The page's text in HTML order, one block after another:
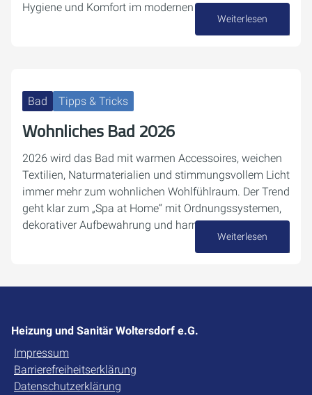
Hygiene und Komfort im modernen Badezimmer.
Weiterlesen
Bad Tipps & Tricks
Wohnliches Bad 2026
2026 wird das Bad mit warmen Accessoires, weichen
Textilien, Naturmaterialien und stimmungsvollem Licht
immer mehr zum wohnlichen Wohlfühlraum. Der Trend
geht klar zum „Spa at Home“ mit Ordnungssystemen,
dekorativer Aufbewahrung und harmonischen…
Weiterlesen
Heizung und Sanitär Woltersdorf e.G.
Impressum
Barrierefreiheitserklärung
Datenschutzerklärung